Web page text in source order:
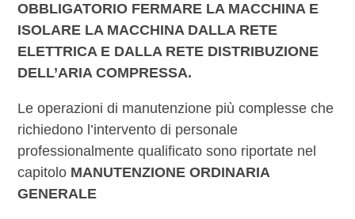
OBBLIGATORIO FERMARE LA MACCHINA E
ISOLARE LA MACCHINA DALLA RETE
ELETTRICA E DALLA RETE DISTRIBUZIONE
DELL’ARIA COMPRESSA.
Le operazioni di manutenzione più complesse che
richiedono l’intervento di personale
professionalmente qualificato sono riportate nel
capitolo MANUTENZIONE ORDINARIA
GENERALE